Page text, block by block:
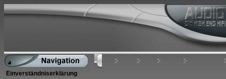
Einverständniserklärung